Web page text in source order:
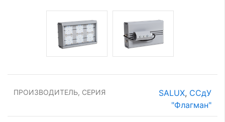
ПРОИЗВОДИТЕЛЬ, СЕРИЯ SALUX, ССдУ
"Флагман"